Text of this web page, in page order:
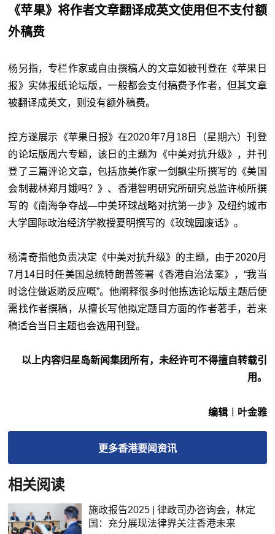
《苹果》将作者文章翻译成英文使用但不支付额
外稿费
杨另指，专栏作家或自由撰稿人的文章如被刊登在《苹果日
报》实体报纸论坛版，一般都会支付稿费予作者，但其文章
被翻译成英文，则没有额外稿费。
控方遂展示《苹果日报》在2020年7月18日（星期六）刊登
的论坛版周六专题，该日的主题为《中美对抗升级》，并刊
登了三篇评论文章，包括旅美作家一剑飘尘所撰写的《美国
会制裁林郑月娥吗？》、香港智明研究所研究总监许桢所撰
写的《南海争夺战—中美环球战略对抗第一步》及纽约城市
大学国际政治经济学教授夏明撰写的《玫瑰园废话》。
杨清奇指他负责决定《中美对抗升级》的主题，由于2020月
7月14日时任美国总统特朗普签署《香港自治法案》，“我当
时谂住做返啲反应嘅”。他阐释很多时他拣选论坛版主题后便
需找作者撰稿，从擅长写他拟定题目方面的作者著手，若来
稿适合当日主题也会选用刊登。
以上内容归星岛新闻集团所有，未经许可不得擅自转载引
用。
编辑︱叶金雅
更多香港要闻资讯
相关阅读
施政报告2025 | 律政司办咨询会，林定
国：充分展现法律界关注香港未来